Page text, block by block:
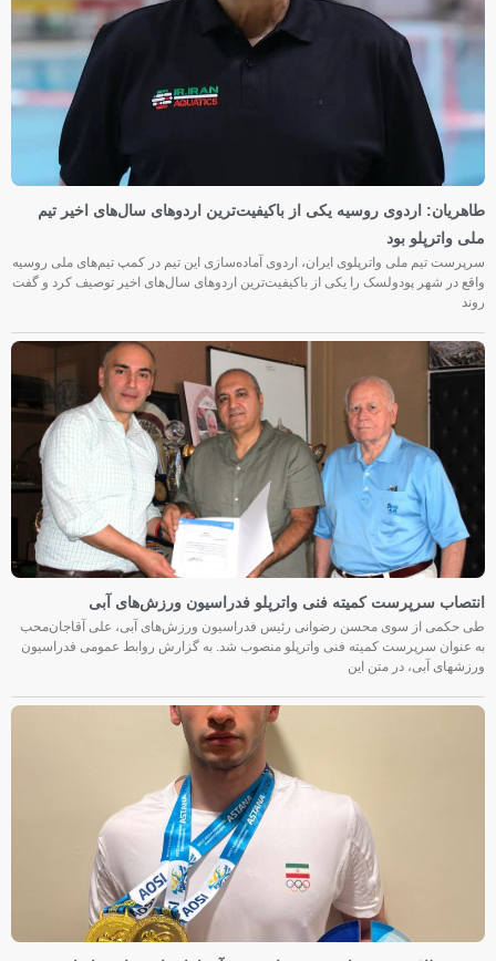
طاهریان: اردوی روسیه یکی از باکیفیت‌ترین اردوهای سال‌های اخیر تیم
ملی واترپلو بود
سرپرست تیم ملی واترپلوی ایران، اردوی آماده‌سازی این تیم در کمپ تیم‌های ملی روسیه
واقع در شهر پودولسک را یکی از باکیفیت‌ترین اردوهای سال‌های اخیر توصیف کرد و گفت
روند
انتصاب سرپرست کمیته فنی واترپلو فدراسیون ورزش‌های آبی
طی حکمی از سوی محسن رضوانی رئیس فدراسیون ورزش‌های آبی، علی آقاجان‌محب
به عنوان سرپرست کمیته فنی واترپلو منصوب شد. به گزارش روابط عمومی فدراسیون
ورزشهای آبی، در متن این